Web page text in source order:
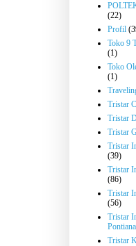
(22)
Profil
Toko 9
(1)
Toko
(1)
Tristar
Tristar
Tristar
Tristar
(39)
Tristar
(86)
Tristar
(56)
Tristar
Tristar